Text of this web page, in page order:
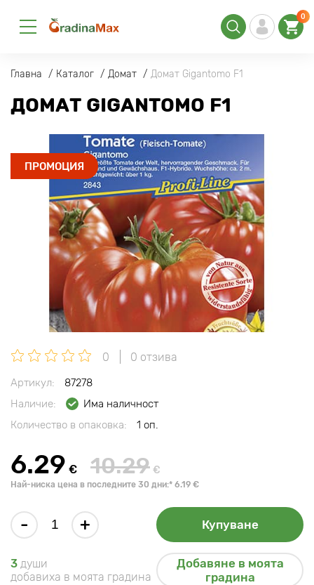
0
Главна Каталог Домат Домат Gigantomo F1
ДОМАТ GIGANTOMO F1
ПРОМОЦИЯ
0 0 отзива
Артикул:
87278
Наличие:
Има наличност
Количество в опаковка:
1 оп.
6.29 € 10.29 €
Най-ниска цена в последните 30 дни:* 6.19 €
- + Купуване
3 души
добавиха в моята градина
Добавяне в моята
градина